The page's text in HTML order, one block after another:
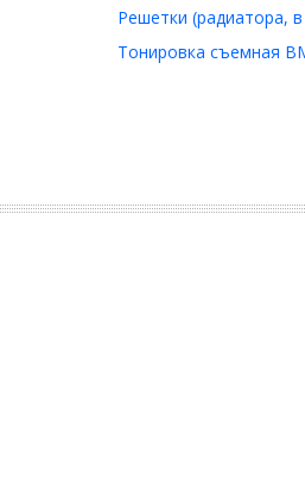
Решетки (радиатора,
Тонировка съемная